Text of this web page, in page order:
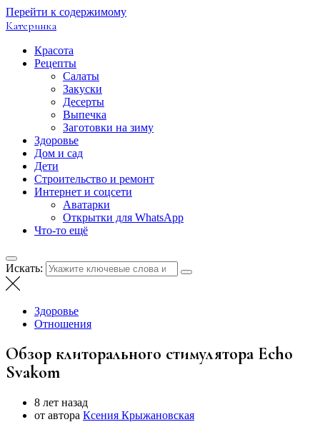
Перейти к содержимому
Катеринка
Красота
Рецепты
Салаты
Закуски
Десерты
Выпечка
Заготовки на зиму
Здоровье
Дом и сад
Дети
Строительство и ремонт
Интернет и соцсети
Аватарки
Открытки для WhatsApp
Что-то ещё
Искать:
Здоровье
Отношения
Обзор клиторального стимулятора Echo
Svakom
8 лет назад
от автора Ксения Крыжановская